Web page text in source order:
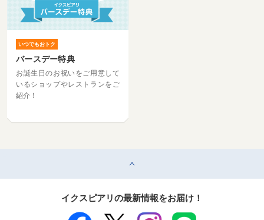
いつでもおトク
バースデー特典
お誕生日のお祝いをご用意して
いるショップやレストランをご
紹介！
イクスピアリの最新情報をお届け！